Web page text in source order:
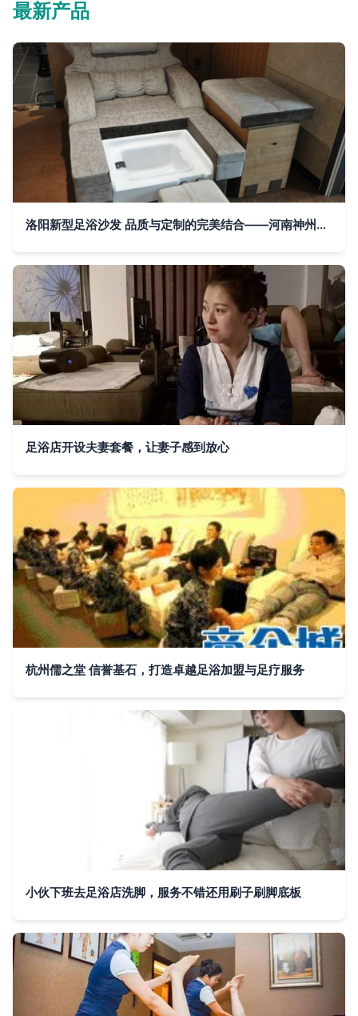
最新产品
洛阳新型足浴沙发 品质与定制的完美结合——河南神州家具解读
足浴店开设夫妻套餐，让妻子感到放心
杭州儒之堂 信誉基石，打造卓越足浴加盟与足疗服务
小伙下班去足浴店洗脚，服务不错还用刷子刷脚底板